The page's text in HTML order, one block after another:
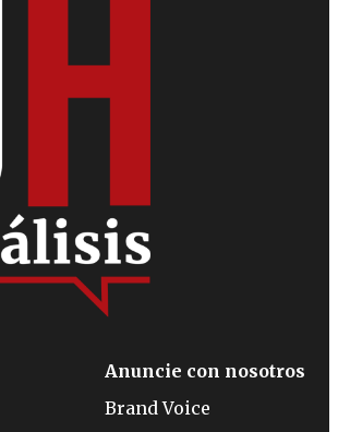
Anuncie con nosotros
Brand Voice